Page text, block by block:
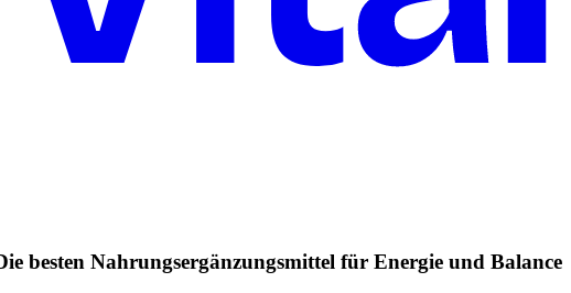
besten Nahrungsergänzungsmittel für Energie und Balance